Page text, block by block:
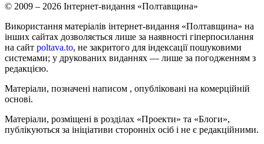
© 2009 – 2026 Інтернет-видання «Полтавщина»
Використання матеріалів інтернет-видання «Полтавщина» на
інших сайтах дозволяється лише за наявності гіперпосилання
на сайт poltava.to, не закритого для індексації пошуковими
системами; у друкованих виданнях — лише за погодженням з
редакцією.
Матеріали, позначені написом , опубліковані на комерційній
основі.
Матеріали, розміщені в розділах «Проекти» та «Блоги»,
публікуються за ініціативи сторонніх осіб і не є редакційними.